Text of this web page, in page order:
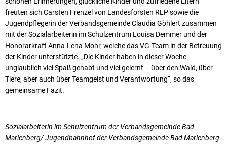
freuten sich Carsten Frenzel von Landesforsten RLP sowie die
Jugendpflegerin der Verbandsgemeinde Claudia Göhlert zusammen
mit der Sozialarbeiterin im Schulzentrum Louisa Demmer und der
Honorarkraft Anna-Lena Mohr, welche das VG-Team in der Betreuung
der Kinder unterstützte. „Die Kinder haben in dieser Woche
unglaublich viel Spaß gehabt und viel gelernt – über den Wald, über
Tiere, aber auch über Teamgeist und Verantwortung“, so das
gemeinsame Fazit.
Sozialarbeiterin im Schulzentrum der Verbandsgemeinde Bad
Marienberg/ Jugendbahnhof der Verbandsgemeinde Bad Marienberg